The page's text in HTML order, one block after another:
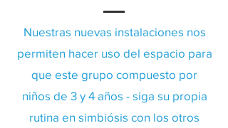
Nuestras nuevas instalaciones nos
permiten hacer uso del espacio para
que este grupo compuesto por
niños de 3 y 4 años - siga su propia
rutina en simbiósis con los otros